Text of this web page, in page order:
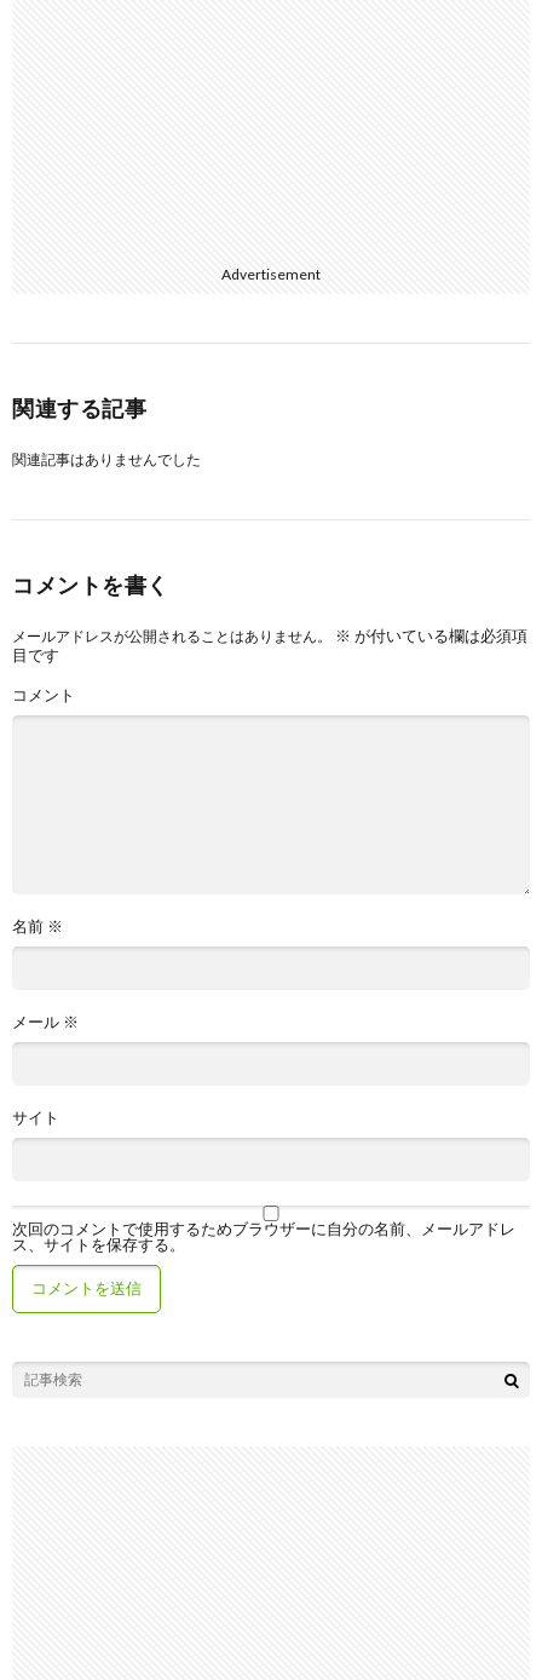
Advertisement
関連する記事
関連記事はありませんでした
コメントを書く
メールアドレスが公開されることはありません。 ※ が付いている欄は必須項
目です
コメント
名前 ※
メール ※
サイト
次回のコメントで使用するためブラウザーに自分の名前、メールアドレ
ス、サイトを保存する。